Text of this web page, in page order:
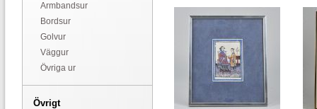
Armbandsur
Bordsur
Golvur
Väggur
Övriga ur
Övrigt